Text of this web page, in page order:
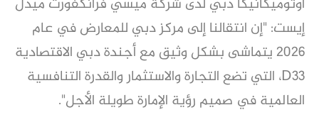
أوتوميكانيكا دبي لدى شركة ميسي فرانكفورت ميدل
إيست: "إن انتقالنا إلى مركز دبي للمعارض في عام
2026 يتماشى بشكل وثيق مع أجندة دبي الاقتصادية
D33، التي تضع التجارة والاستثمار والقدرة التنافسية
العالمية في صميم رؤية الإمارة طويلة الأجل".